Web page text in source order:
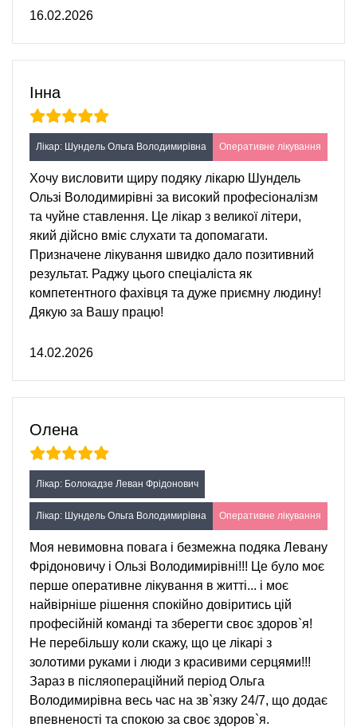
16.02.2026
Інна
Лікар: Шундель Ольга Володимирівна Оперативне лікування
Хочу висловити щиру подяку лікарю Шундель
Ользі Володимирівні за високий професіоналізм
та чуйне ставлення. Це лікар з великої літери,
який дійсно вміє слухати та допомагати.
Призначене лікування швидко дало позитивний
результат. Раджу цього спеціаліста як
компетентного фахівця та дуже приємну людину!
Дякую за Вашу працю!
14.02.2026
Олена
Лікар: Болокадзе Леван Фрідонович
Лікар: Шундель Ольга Володимирівна Оперативне лікування
Моя невимовна повага і безмежна подяка Левану
Фрідоновичу і Ользі Володимирівні!!! Це було моє
перше оперативне лікування в житті... і моє
найвірніше рішення спокійно довіритись цій
професійній команді та зберегти своє здоров`я!
Не перебільшу коли скажу, що це лікарі з
золотими руками і люди з красивими серцями!!!
Зараз в післяопераційний період Ольга
Володимирівна весь час на зв`язку 24/7, що додає
впевненості та спокою за своє здоров`я.